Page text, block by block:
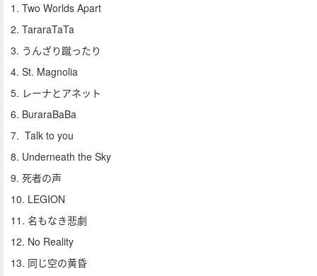
1. Two Worlds Apart
2. TararaTaTa
3. うんざり蹴ったり
4. St. Magnolia
5. レーナとアネット
6. BuraraBaBa
7. Talk to you
8. Underneath the Sky
9. 死者の声
10. LEGION
11. 名もなき悲劇
12. No Reality
13. 同じ空の黄昏